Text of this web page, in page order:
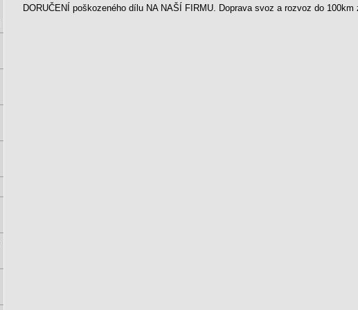
DORUČENÍ poškozeného dílu NA NAŠÍ FIRMU. Doprava svoz a rozvoz do 100km